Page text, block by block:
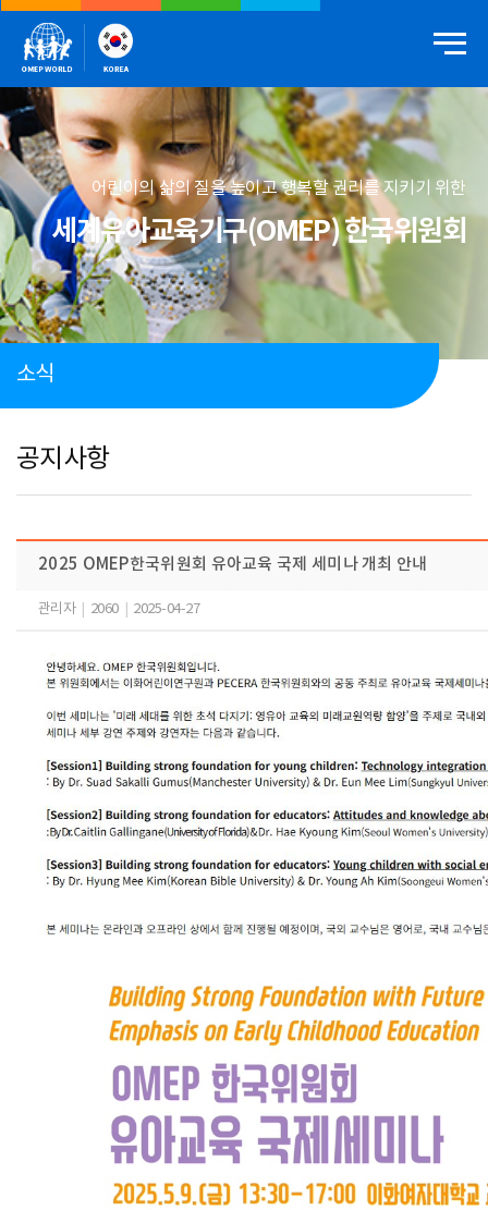
어린이의 삶의 질을 높이고 행복할 권리를 지키기 위한
세계유아교육기구(OMEP) 한국위원회
소식
공지사항
2025 OMEP한국위원회 유아교육 국제 세미나 개최 안내
관리자 2060 2025-04-27